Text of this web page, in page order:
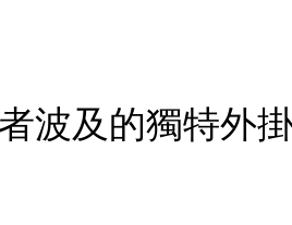
波及的獨特外